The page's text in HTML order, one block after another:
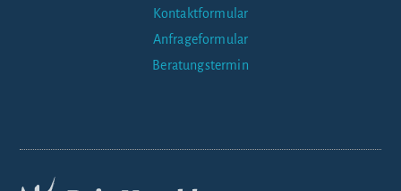
Kontaktformular
Anfrageformular
Beratungstermin